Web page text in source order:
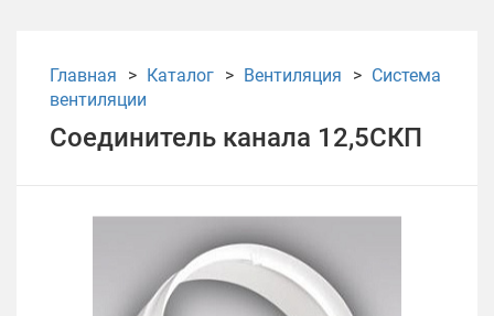
Главная Каталог Вентиляция
Система
вентиляции
Соединитель канала 12,5СКП